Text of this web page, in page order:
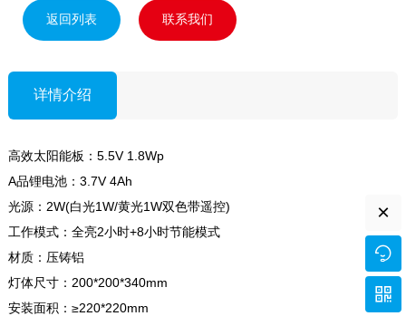
返回列表 联系我们
详情介绍
高效太阳能板：5.5V 1.8Wp
A品锂电池：3.7V 4Ah
光源：2W(白光1W/黄光1W双色带遥控)
工作模式：全亮2小时+8小时节能模式
材质：压铸铝
灯体尺寸：200*200*340mm
安装面积：≥220*220mm
×

